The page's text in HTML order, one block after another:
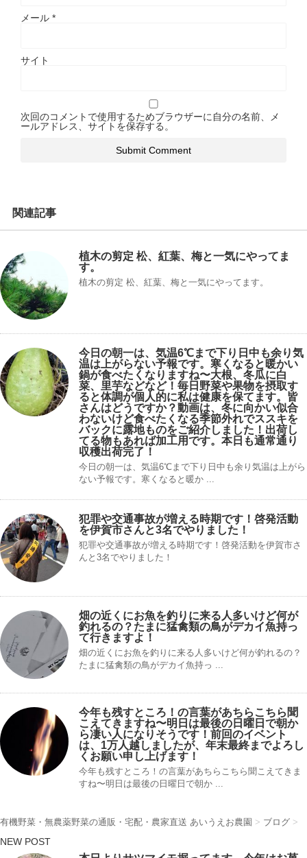
メール *
サイト
次回のコメントで使用するためブラウザーに自分の名前、メ
ールアドレス、サイトを保存する。
関連記事
植木の剪定 松、紅葉、梅と一気にやってま
す。
植木の剪定 松、紅葉、梅と一気にやってます。
今日の朝一は、気温6℃まで下り日中も余り気
温は上がらない予報です。寒くなると暖かい
鍋が食べたくなりますね〜大根、冬瓜に白
菜、里芋などなど！毎日野菜や果物を摂取す
ると体調が個人的に私は健康を保てます。皆
さんはどうですか？動画は、冬に向かい似合
わないけど食べたくなる季節外れでススキを
バックに露地ものをご紹介しました！出荷し
てる物もあれば加工用です。本日も通常通り
収穫出荷完了！
今日の朝一は、気温6℃まで下り日中も余り気温は上がら
ない予報です。寒くなると暖か ...
犯罪や交通事故が増える時期です！啓発活動
を伊賀市さんと3名でやりました！
犯罪や交通事故が増える時期です！啓発活動を伊賀市さ
んと3名でやりました！
畑の近くにお魚を釣りに来る人多いけど何が
釣れるの？たまに猛禽類の鳥がデカイ魚持っ
て行きますよ！
畑の近くにお魚を釣りに来る人多いけど何が釣れるの？
たまに猛禽類の鳥がデカイ魚持っ ...
今年も残すところ！の言葉があちらこちら聞
こえてきますね〜明日は最後の日曜日で朝か
ら凄い人になりそうです！前回のイベント
は、1万人越しましたが、年末最終までよろし
くお願い申し上げます！
今年も残すところ！の言葉があちらこちら聞こえてきま
すね〜明日は最後の日曜日で朝か ...
有機野菜・無農薬野菜の通販・宅配・農家直送 あいうえお農園 > ブログ >
NEW POST